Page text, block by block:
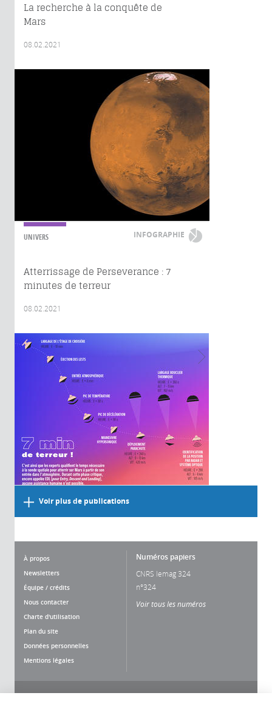
La recherche à la conquête de
Mars
08.02.2021
UNIVERS INFOGRAPHIE
Atterrissage de Perseverance : 7
minutes de terreur
08.02.2021
Voir plus de publications
À propos
Newsletters
Équipe / crédits
Nous contacter
Charte d'utilisation
Plan du site
Données personnelles
Mentions légales
Numéros papiers
CNRS lemag 324
n°324
Voir tous les numéros